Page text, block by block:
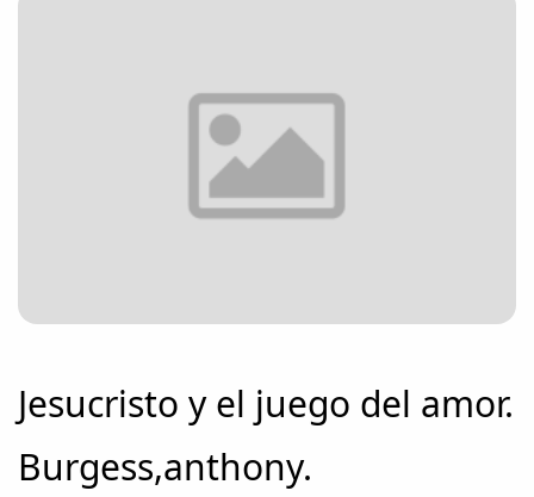
Jesucristo y el juego del amor.
Burgess,anthony.